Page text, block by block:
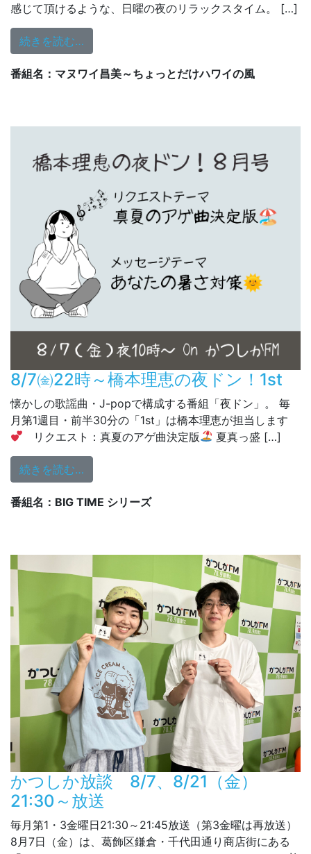
感じて頂けるような、日曜の夜のリラックスタイム。 […]
続きを読む…
番組名：マヌワイ昌美～ちょっとだけハワイの風
8/7㈮22時～橋本理恵の夜ドン！1st
懐かしの歌謡曲・J-popで構成する番組「夜ドン」。 毎
月第1週目・前半30分の「1st」は橋本理恵が担当します
リクエスト：真夏のアゲ曲決定版
夏真っ盛 […]
続きを読む…
番組名：BIG TIME シリーズ
かつしか放談 8/7、8/21（金）
21:30～放送
毎月第1・3金曜日21:30～21:45放送（第3金曜は再放送）
8月7日（金）は、葛飾区鎌倉・千代田通り商店街にある